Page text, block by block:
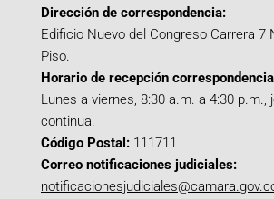
Dirección de correspondencia:
Edificio Nuevo del Congreso Carrera 7
Piso.
Horario de recepción
Lunes a viernes, 8:30 a.m. a 4:30 p.m.,
continua.
Código Postal: 111711
Correo notificaciones judiciales: